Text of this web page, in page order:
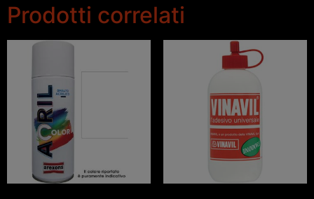
Prodotti correlati